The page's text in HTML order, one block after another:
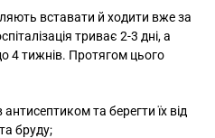
вставати й ходити вже за
триває 2-3 дні, а
4 тижнів. Протягом цього
та берегти їх від
бруду;